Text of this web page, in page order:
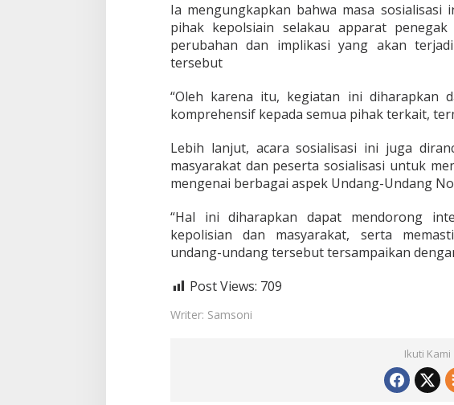
2
3
t
e
n
a
n
g
U
H
P
P
o
l
e
P
Ia mengungkapkan bahwa masa
pihak kepolsiain selakau apparat
perubahan dan implikasi yang akan
tersebut
“Oleh karena itu, kegiatan ini diharapkan
komprehensif kepada semua pihak terkait,
Lebih lanjut, acara sosialisasi ini juga
masyarakat dan peserta sosialisasi untuk
mengenai berbagai aspek Undang-Undang
“Hal ini diharapkan dapat mendorong
kepolisian dan masyarakat, serta
undang-undang tersebut tersampaikan
Post Views: 709
Writer: Samsoni
Ikuti Kami